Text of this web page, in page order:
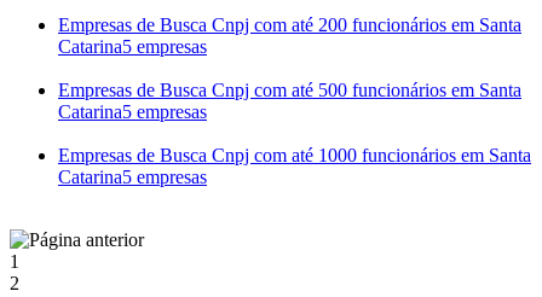
Empresas de Busca Cnpj com até 200 funcionários em Santa
Catarina5 empresas
Empresas de Busca Cnpj com até 500 funcionários em Santa
Catarina5 empresas
Empresas de Busca Cnpj com até 1000 funcionários em Santa
Catarina5 empresas
1
2